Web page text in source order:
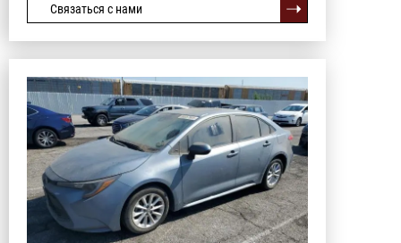
Связаться с нами